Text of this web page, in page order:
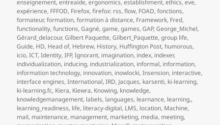
enseignement,entreaide,ergonomics,establishment,ethics,eve,
expérience, FFFOD, Firefox,firefox: rss,flow, FOAD,fonctions,
formateur,formation,formation à distance, Framework, Fred,
functionality,functions,Gagné,game,games,GAP,George_Michel,
Gérard_delacour,Gilbert Paquette,Gilbert_Paquette,group life,
Guide, HD, Head of, Hebrew, History, Huffington Post, humorous,
icio,ICT,Identity,IFP,Ignorant, imagination, index, indexer,
individualization, inducing, industrialization, informal, information,
information technology, innovation, inowlocki,Insension, interactive,
interface engines,International,IRD, Jacques, karsenti, ki-learning,
ki-learning.fr,, Kiera, Kiewra, Knowing, knowledge,
knowledgemanagement, labels, languages, learnance, learning,,
learning_readiness, life, literacy-digital, LMS, location, Machine,
mail, maintenance, management, marketing, media, meeting,